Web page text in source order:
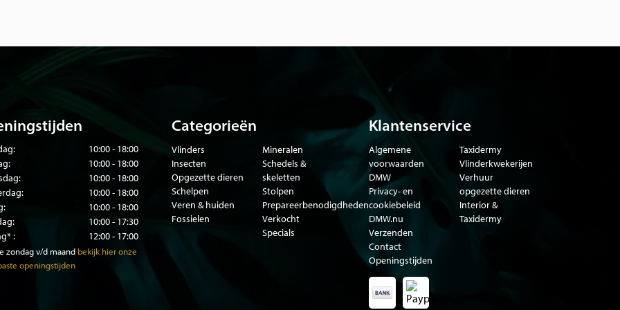
ruim assortiment aan
van
en ongeprepareerde
educatieve
ons op! Wij prepareren
10:00 - 18:00
10:00 - 18:00
10:00 - 18:00
10:00 - 18:00
10:00 - 18:00
10:00 - 17:30
:
12:00 - 17:00
zondag v/d maand bekijk hier onze
openingstijden
Categorieën
Vlinders
Insecten
Opgezette dieren
Schelpen
Veren & huiden
Fossielen
Mineralen
Schedels &
skeletten
Stolpen
Prepareerbenodigdheden
Verkocht
Specials
Klantenservice
Algemene
voorwaarden
DMW
Privacy- en
cookiebeleid
DMW.nu
Verzenden
Contact
Openingstijden
Taxidermy
Vlinderkwekerijen
Verhuur
opgezette dieren
Interior &
Taxidermy